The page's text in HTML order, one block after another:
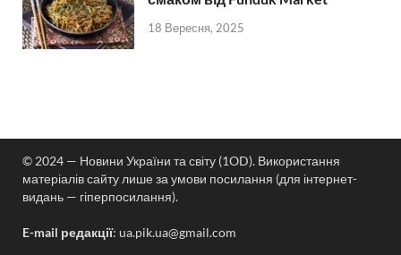
18 Вересня, 2025
© 2024 — Новини України та світу (1OD). Використання
матеріалів сайту лише за умови посилання (для інтернет-
видань — гіперпосилання).
E-mail редакції: ua.pik.ua@gmail.com